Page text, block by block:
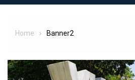
Home Banner2